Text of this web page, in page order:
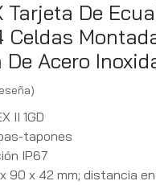
Tarjeta De
Celdas
De Acero
II 1GD
tapones
IP67
90 x 42 mm; distancia